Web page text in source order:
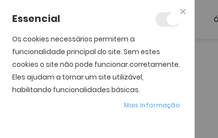
Início Total 30 (6)
Saltar para o final da
Galeria de imagens
Saltar para o início da
Galeria de imagens
Essencial
Os cookies necessários permitem a
funcionalidade principal do site. Sem estes
cookies o site não pode funcionar corretamente.
Eles ajudam a tornar um site utilizável,
habilitando funcionalidades básicas.
Mais Informação